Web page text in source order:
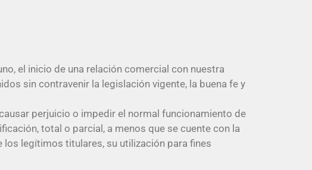
el inicio de una relación comercial con nuestra
sin contravenir la legislación vigente, la buena fe y
perjuicio o impedir el normal funcionamiento de
total o parcial, a menos que se cuente con la
legítimos titulares, su utilización para fines